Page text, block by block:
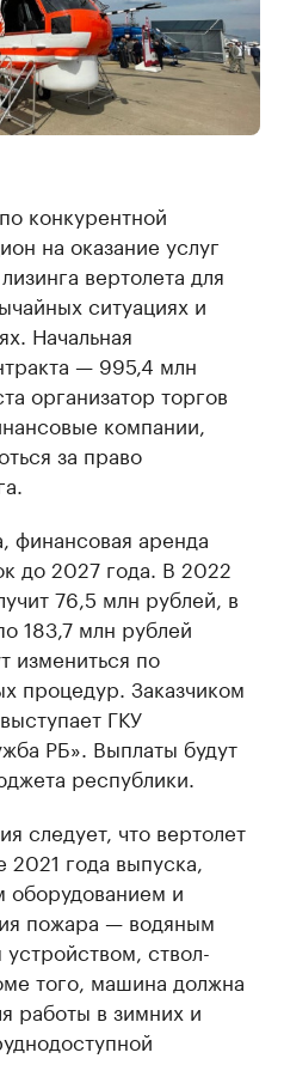
конкурентной
на оказание услуг
вертолета для
ситуациях и
Начальная
— 995,4 млн
организатор торгов
компании,
за право
финансовая аренда
до 2027 года. В 2022
76,5 млн рублей, в
183,7 млн рублей
измениться по
процедур. Заказчиком
ГКУ
РБ». Выплаты будут
республики.
следует, что вертолет
года выпуска,
оборудованием и
пожара — водяным
ствол-
того, машина должна
работы в зимних и